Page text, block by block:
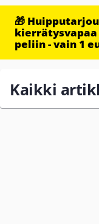
🎁
kierrätysvapaa
peliin - vain 1
Kaikki